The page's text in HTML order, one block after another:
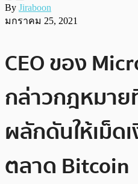
By Jiraboon
มกราคม 25, 2021
CEO ของ
กล่าวกฎหมาย
ผลักดันให้เม็ดเ
ตลาด Bitcoin